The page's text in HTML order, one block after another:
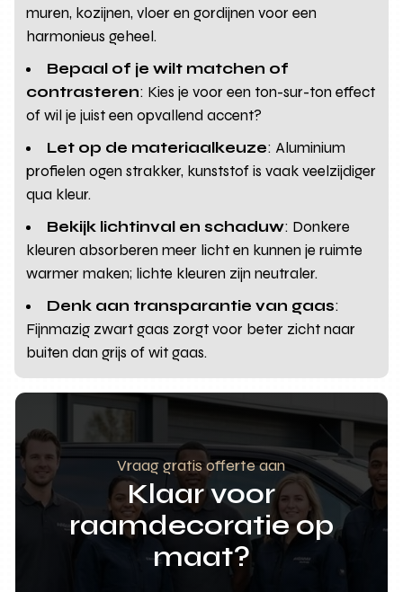
muren, kozijnen, vloer en gordijnen voor een
harmonieus geheel.
Bepaal of je wilt matchen of
contrasteren: Kies je voor een ton-sur-ton effect
of wil je juist een opvallend accent?
Let op de materiaalkeuze: Aluminium
profielen ogen strakker, kunststof is vaak veelzijdiger
qua kleur.
Bekijk lichtinval en schaduw: Donkere
kleuren absorberen meer licht en kunnen je ruimte
warmer maken; lichte kleuren zijn neutraler.
Denk aan transparantie van gaas:
Fijnmazig zwart gaas zorgt voor beter zicht naar
buiten dan grijs of wit gaas.
Vraag gratis offerte aan
Klaar voor
raamdecoratie op
maat?